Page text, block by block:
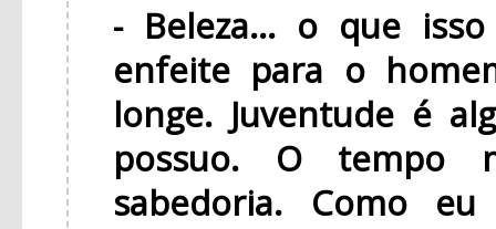
- Beleza... o que
enfeite para o
longe. Juventude é
possuo. O tempo
sabedoria. Como